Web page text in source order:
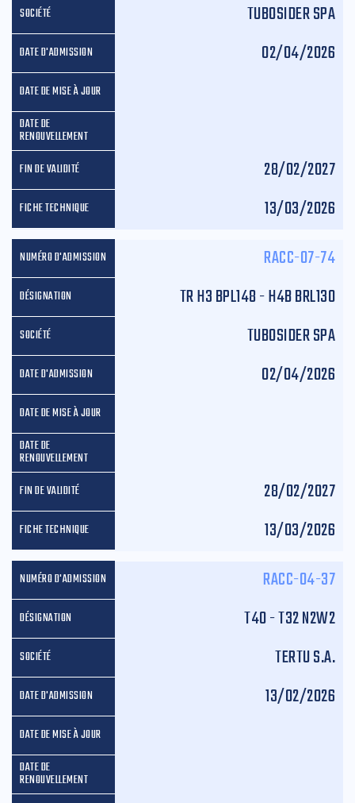
TUBOSIDER SPA
02/04/2026
28/02/2027
13/03/2026
RACC-07-74
TR H3 BPL148 - H4B BRL130
TUBOSIDER SPA
02/04/2026
28/02/2027
13/03/2026
RACC-04-37
T40 - T32 N2W2
TERTU S.A.
13/02/2026